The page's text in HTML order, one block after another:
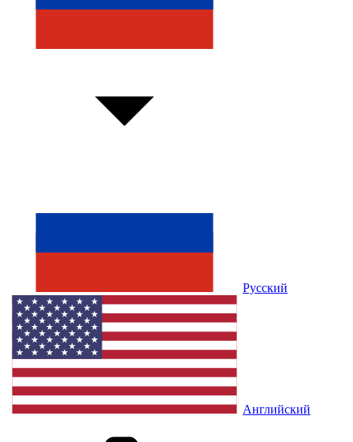
Русский
Английский